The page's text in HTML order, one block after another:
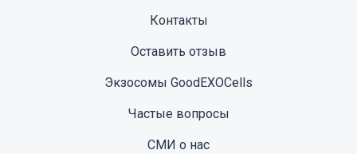
Контакты
Оставить отзыв
Экзосомы GoodEXOCells
Частые вопросы
СМИ о нас